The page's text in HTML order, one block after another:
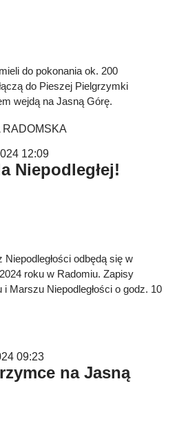
do pokonania ok. 200
do Pieszej Pielgrzymki
wejdą na Jasną Górę.
RADOMSKA
12:09
Niepodległej!
odbędą się w
roku w Radomiu. Zapisy
Marszu Niepodległości o godz. 10
09:23
na Jasną